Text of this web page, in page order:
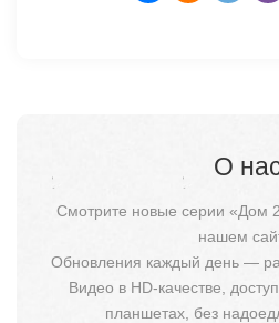
О
Смотрите новые серии «Дом
нашем
Обновления каждый день —
Видео в HD-качестве,
планшетах, без